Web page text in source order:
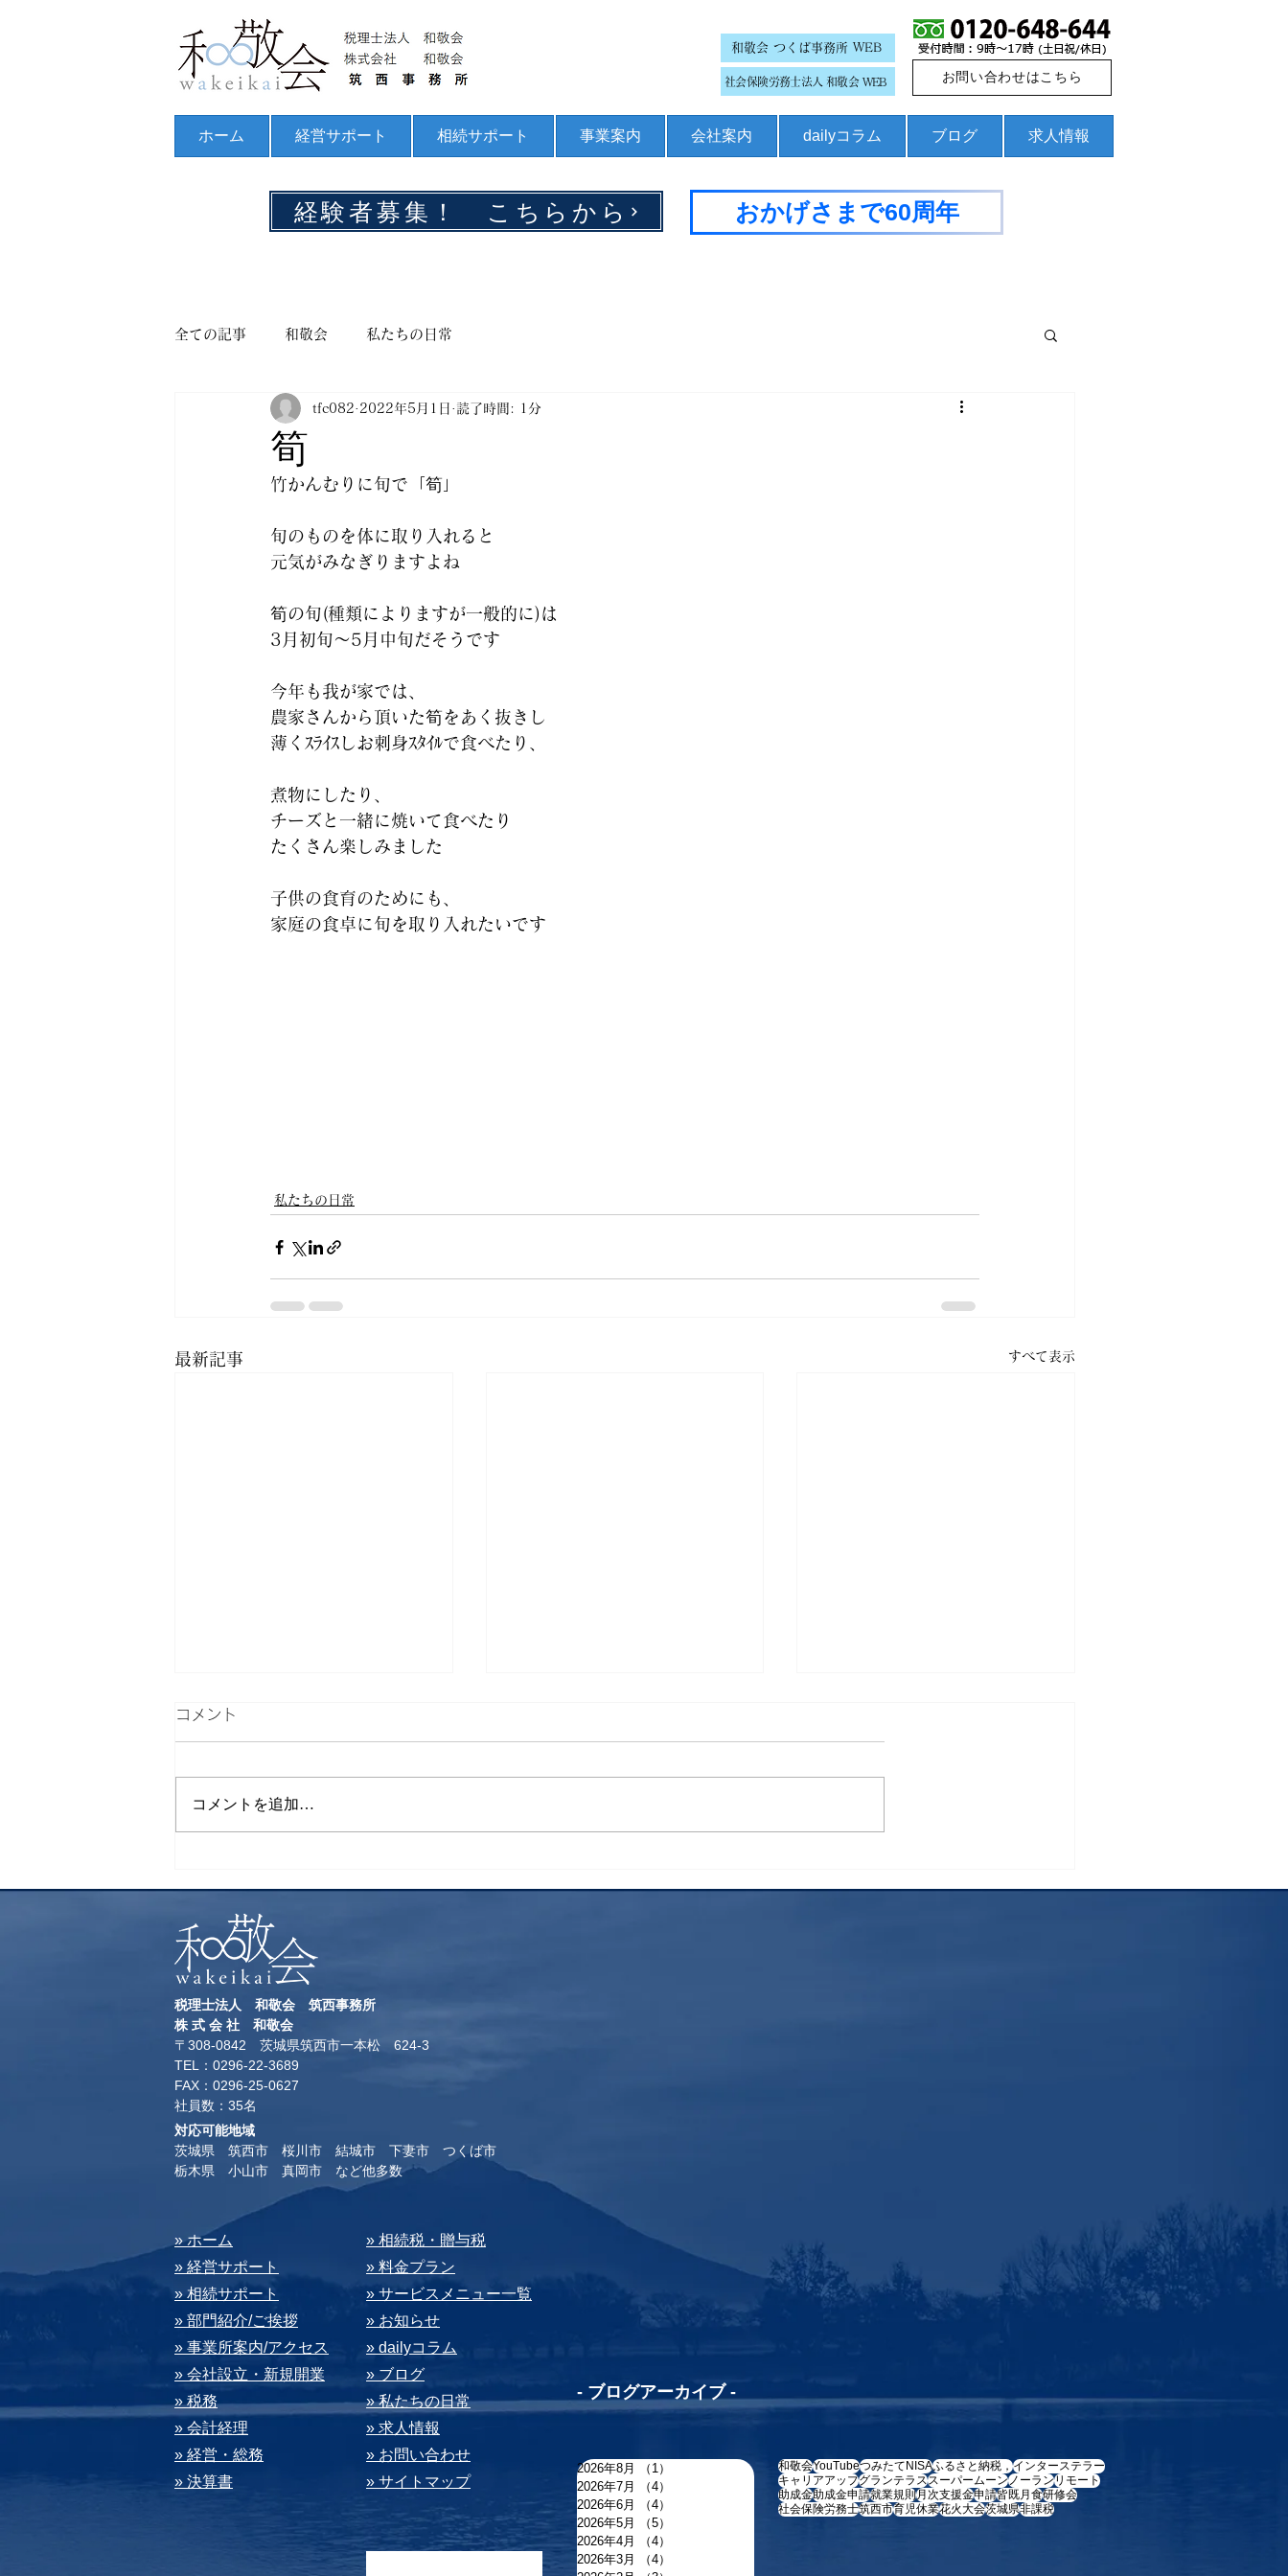
和敬会 つくば事務所 WEB
社会保険労務士法人 和敬会 WEB お問い合わせはこちら
ホーム 経営サポート 相続サポート 事業案内 会社案内 dailyコラム ブログ 求人情報
経験者募集！ こちらから おかげさまで60周年
全ての記事 和敬会 私たちの日常
筍
tfc082 2022年5月1日 読了時間: 1分
竹かんむりに旬で「筍」
旬のものを体に取り入れると
元気がみなぎりますよね
筍の旬(種類によりますが一般的に)は
3月初旬～5月中旬だそうです
今年も我が家では、
農家さんから頂いた筍をあく抜きし
薄くｽﾗｲｽしお刺身ｽﾀｲﾙで食べたり、
煮物にしたり、
チーズと一緒に焼いて食べたり
たくさん楽しみました
子供の食育のためにも、
家庭の食卓に旬を取り入れたいです
私たちの日常
最新記事 すべて表示
コメント
コメントを追加…
対応可能地域
茨城県 筑西市 桜川市 結城市 下妻市 つくば市
​栃木県 小山市 真岡市 など他多数
-​ ブログアーカイブ -
2026年8月 （1）
2026年7月
（4）
2026年6月
（4）
2026年5月
（5）
2026年4月
（4）
2026年3月
（4）
和敬会YouTubeつみたてNISAふるさと納税，インターステラー
キャリアアップグランテラススーパームーンノーランリモート
助成金助成金申請就業規則月次支援金申請皆既月食研修会
社会保険労務士筑西市育児休業花火大会茨城県非課税
​» ホーム
» 経営サポート
» 相続サポート
» 部⾨紹介/ご挨拶
» 事業所案内/アクセス
» 会社設⽴・新規開業
» 税務
» 会計経理
» 経営・総務
» 決算書
​» 相続税・贈与税
» 料⾦プラン
» サービスメニュー⼀覧
» お知らせ
» dailyコラム
» ブログ
» 私たちの⽇常
» 求⼈情報
» お問い合わせ
» サイトマップ
税理士法人 和敬会 筑西事務所
​株 式 会 社 和敬会
〒308-0842 茨城県筑西市一本松 624-3
TEL：0296-22-3689
​FAX：0296-25-0627
​社員数：35名​